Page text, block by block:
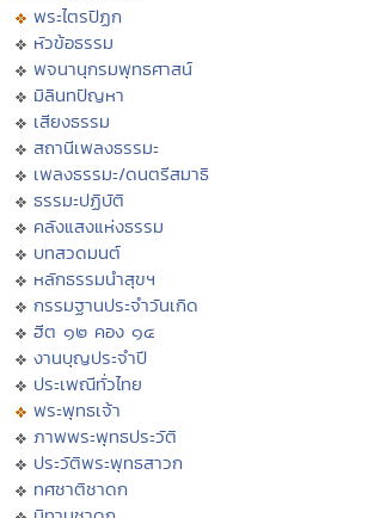
พระไตรปิฏก
หัวข้อธรรม
พจนานุกรมพุทธศาสน์
มิลินทปัญหา
เสียงธรรม
สถานีเพลงธรรมะ
เพลงธรรมะ/ดนตรีสมาธิ
ธรรมะปฏิบัติ
คลังแสงแห่งธรรม
บทสวดมนต์
หลักธรรมนำสุขฯ
กรรมฐานประจำวันเกิด
ฮีต ๑๒ คอง ๑๔
งานบุญประจำปี
ประเพณีทั่วไทย
พระพุทธเจ้า
ภาพพระพุทธประวัติ
ประวัติพระพุทธสาวก
ทศชาติชาดก